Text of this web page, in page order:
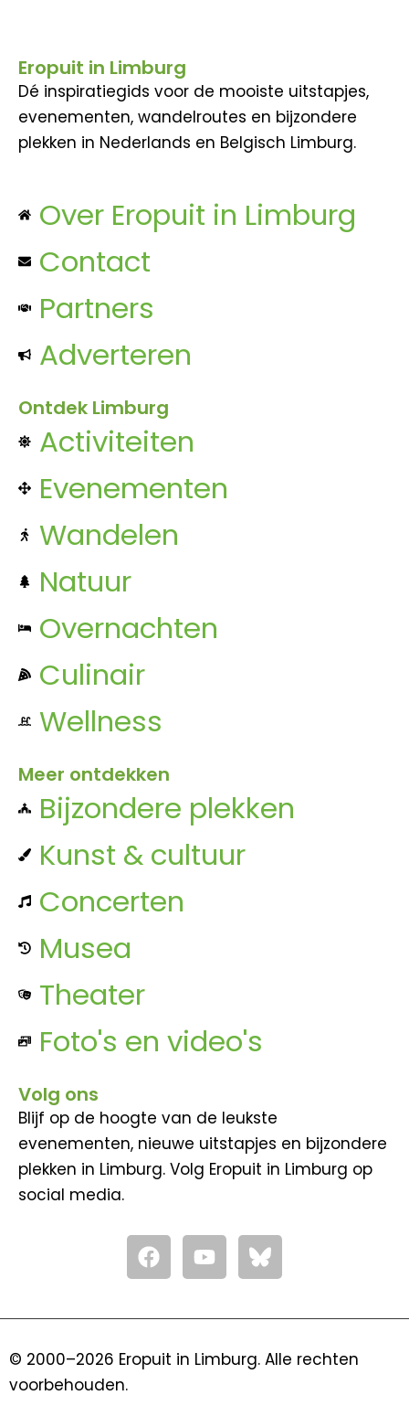
Eropuit in Limburg
Dé inspiratiegids voor de mooiste uitstapjes,
evenementen, wandelroutes en bijzondere
plekken in Nederlands en Belgisch Limburg.
Over Eropuit in Limburg
Contact
Partners
Adverteren
Ontdek Limburg
Activiteiten
Evenementen
Wandelen
Natuur
Overnachten
Culinair
Wellness
Meer ontdekken
Bijzondere plekken
Kunst & cultuur
Concerten
Musea
Theater
Foto's en video's
Volg ons
Blijf op de hoogte van de leukste
evenementen, nieuwe uitstapjes en bijzondere
plekken in Limburg. Volg Eropuit in Limburg op
social media.
F
a
c
o
Y
o
u
b
© 2000–2026 Eropuit in Limburg. Alle rechten
voorbehouden.